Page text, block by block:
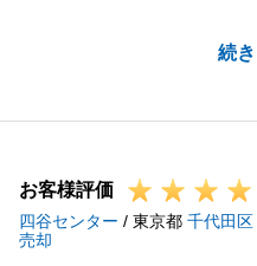
続
大変嬉しく存じます。
なお、H様よりお褒めの
ます。
軽にご連絡下さい。
今後とも、末永いお付き
す。
お客様評価
四谷センター / 東京都 千代田区
売却